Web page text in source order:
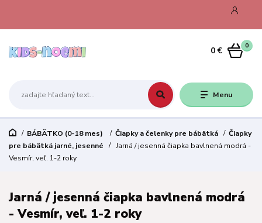
Menu
0
0 €
BÁBÄTKO (0-18 mes) Čiapky a čelenky pre bábätká
Čiapky
pre bábätká jarné, jesenné
Jarná / jesenná čiapka bavlnená modrá -
Vesmír, veľ. 1-2 roky
Jarná / jesenná čiapka bavlnená modrá
- Vesmír, veľ. 1-2 roky